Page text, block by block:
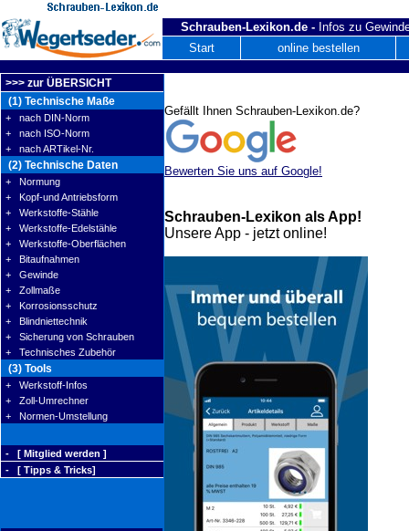
Schrauben-Lexikon.de - Infos zu
Start
online bestellen
>>> zur ÜBERSICHT
(1) Technische Maße
+ nach DIN-Norm
+ nach ISO-Norm
+ nach ARTikel-Nr.
(2) Technische Daten
+ Normung
+ Kopf-und Antriebsform
+ Werkstoffe-Stähle
+ Werkstoffe-Edelstähle
+ Werkstoffe-Oberflächen
+ Bitaufnahmen
+ Gewinde
+ Zollmaße
+ Korrosionsschutz
+ Blindniettechnik
+ Sicherung von Schrauben
+ Technisches Zubehör
(3) Tools
+ Werkstoff-Infos
+ Zoll-Umrechner
+ Normen-Umstellung
- [ Mitglied werden ]
- [ Tipps & Tricks]
Gefällt Ihnen Schrauben-Lexikon.de?
Bewerten Sie uns auf Google!
Schrauben-Lexikon als App!
Unsere App - jetzt online!